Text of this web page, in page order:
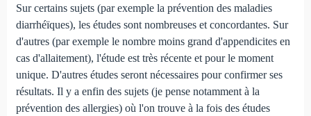
Sur certains sujets (par exemple la prévention des maladies
diarrhéïques), les études sont nombreuses et concordantes. Sur
d'autres (par exemple le nombre moins grand d'appendicites en
cas d'allaitement), l'étude est très récente et pour le moment
unique. D'autres études seront nécessaires pour confirmer ses
résultats. Il y a enfin des sujets (je pense notamment à la
prévention des allergies) où l'on trouve à la fois des études